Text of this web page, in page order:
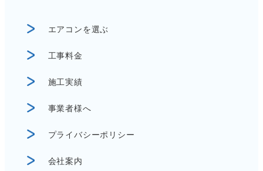
エアコンを選ぶ
工事料金
施工実績
事業者様へ
プライバシーポリシー
会社案内